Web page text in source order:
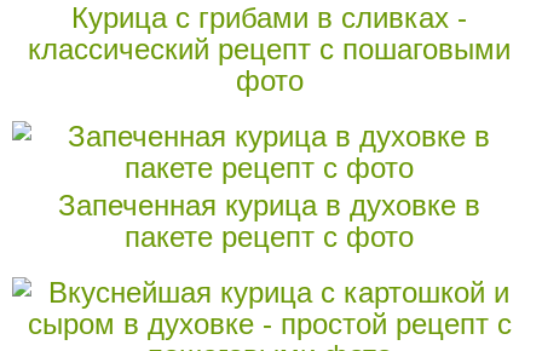
Курица с грибами в сливках -
классический рецепт с пошаговыми
фото
Запеченная курица в духовке в
пакете рецепт с фото